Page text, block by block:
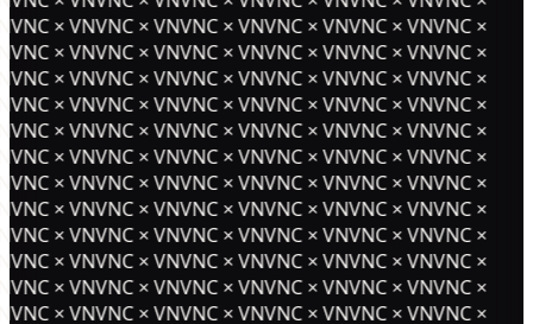
× VNVNC × VNVNC × VNVNC × VNVNC × VNVNC ×
× VNVNC × VNVNC × VNVNC × VNVNC × VNVNC ×
× VNVNC × VNVNC × VNVNC × VNVNC × VNVNC ×
× VNVNC × VNVNC × VNVNC × VNVNC × VNVNC ×
× VNVNC × VNVNC × VNVNC × VNVNC × VNVNC ×
× VNVNC × VNVNC × VNVNC × VNVNC × VNVNC ×
× VNVNC × VNVNC × VNVNC × VNVNC × VNVNC ×
× VNVNC × VNVNC × VNVNC × VNVNC × VNVNC ×
× VNVNC × VNVNC × VNVNC × VNVNC × VNVNC ×
× VNVNC × VNVNC × VNVNC × VNVNC × VNVNC ×
× VNVNC × VNVNC × VNVNC × VNVNC × VNVNC ×
× VNVNC × VNVNC × VNVNC × VNVNC × VNVNC ×